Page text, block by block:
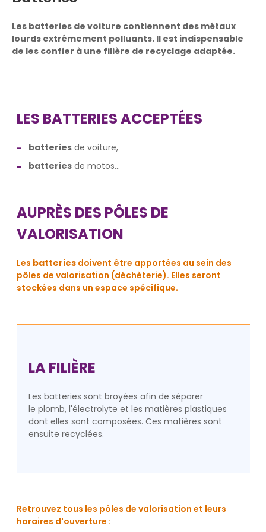
Les batteries de voiture contiennent des métaux
lourds extrêmement polluants. Il est indispensable
de les confier à une filière de recyclage adaptée.
LES BATTERIES ACCEPTÉES
batteriesde voiture,
batteriesde motos...
AUPRÈS DES PÔLES DE
VALORISATION
Les batteriesdoivent être apportées au sein des
pôles de valorisation (déchèterie). Elles seront
stockées dans un espace spécifique.
LA FILIÈRE
Les batteries sont broyées afin de séparer
le plomb, l'électrolyte et les matières plastiques
dont elles sont composées. Ces matières sont
ensuite recyclées.
Retrouvez tous les pôles de valorisation et leurs
horaires d'ouverture :